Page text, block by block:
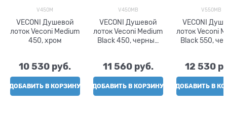
V450M
VECONI Душевой
лоток Veconi Medium
450, хром
10 530 руб.
ДОБАВИТЬ В КОРЗИНУ
V450MB
VECONI Душевой
лоток Veconi Medium
Black 450, черный
11 560 руб.
ДОБАВИТЬ В КОРЗИНУ
V550MB
VECONI
лоток Veconi
Black 550,
12 530
ДОБАВИТЬ В